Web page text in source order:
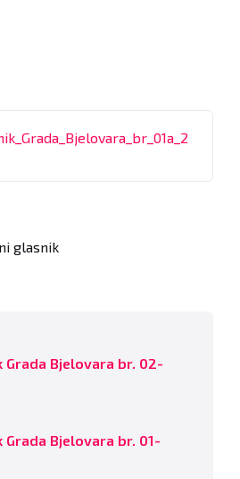
glasnik
Grada Bjelovara br. 02-
Grada Bjelovara br. 01-